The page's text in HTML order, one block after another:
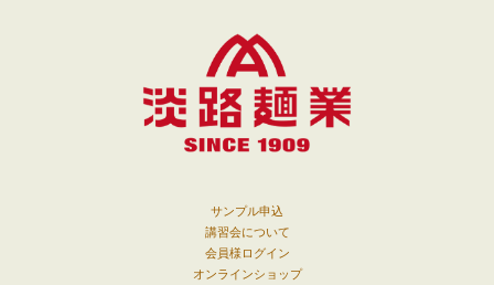
サンプル申込
講習会について
会員様ログイン
オンラインショップ